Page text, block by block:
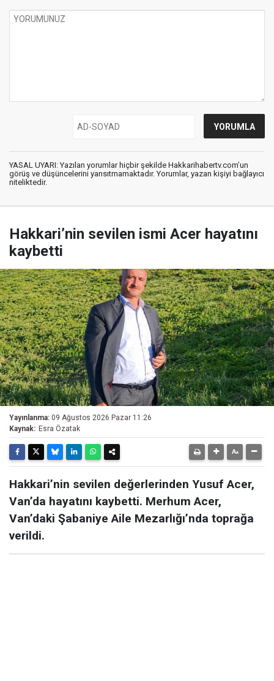
YASAL UYARI: Yazılan yorumlar hiçbir şekilde Hakkarihabertv.com’un
görüş ve düşüncelerini yansıtmamaktadır. Yorumlar, yazan kişiyi bağlayıcı
niteliktedir.
Hakkari’nin sevilen ismi Acer hayatını
kaybetti
Yayınlanma: 09 Ağustos 2026 Pazar 11:26
Kaynak: Esra Özatak
Hakkari’nin sevilen değerlerinden Yusuf Acer,
Van’da hayatını kaybetti. Merhum Acer,
Van’daki Şabaniye Aile Mezarlığı’nda toprağa
verildi.